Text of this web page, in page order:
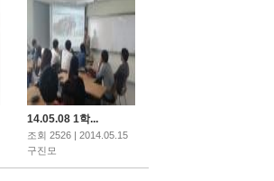
14.05.08 1학...
조회 2526 | 2014.05.15
구진모